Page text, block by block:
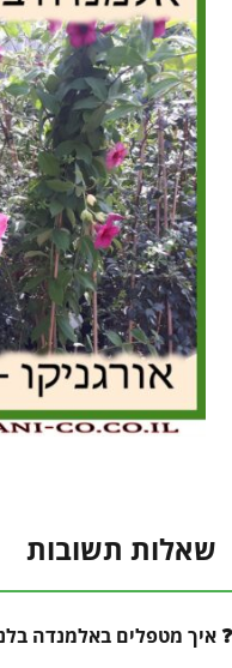
שאלות תשובות
איך מטפלים באלמנדה